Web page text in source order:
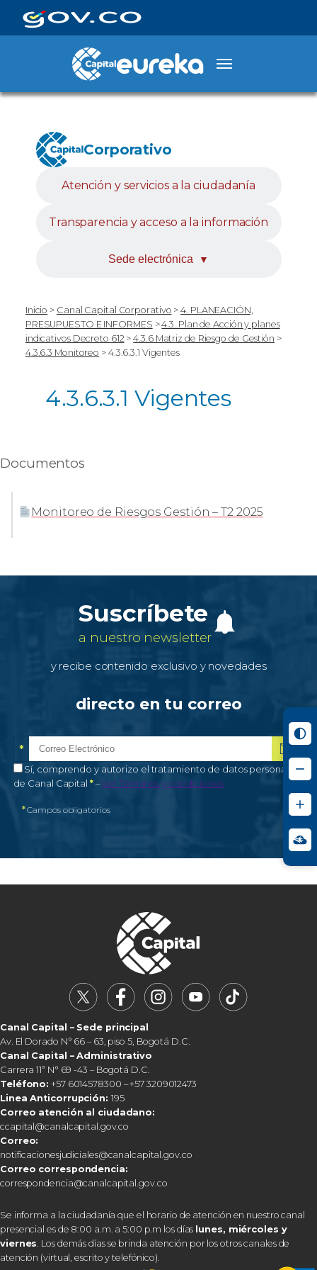
Corporativo
Atención y servicios a la ciudadanía
Transparencia y acceso a la información
Sede electrónica ▼
Inicio > Canal Capital Corporativo >4. PLANEACIÓN,
PRESUPUESTO E INFORMES >4.3. Plan de Acción y planes
indicativos Decreto 612 >4.3.6 Matriz de Riesgo de Gestión >
4.3.6.3 Monitoreo > 4.3.6.3.1 Vigentes
4.3.6.3.1 Vigentes
Documentos
Monitoreo de Riesgos Gestión – T2 2025
Suscríbete
a nuestro newsletter
y recibe contenido exclusivo y novedades
directo en tu correo
Correo electrónico*
*
Campo obligatorio
Autorización de tratamiento de datos personales
Sí, comprendo y autorizo el tratamiento de datos personales
de Canal Capital *–Campo obligatorio
Ver Términos y condiciones
*Campos obligatorios
Canal Capital – Sede principal
Av. El Dorado N° 66 – 63, piso 5, Bogotá D.C.
Canal Capital – Administrativo
Carrera 11ª N° 69 -43 – Bogotá D.C.
Teléfono: +57 6014578300 – +57 3209012473
Linea Anticorrupción: 195
Correo atención al ciudadano:
ccapital@canalcapital.gov.co
Correo:
notificacionesjudiciales@canalcapital.gov.co
Correo correspondencia:
correspondencia@canalcapital.gov.co
Se informa a la ciudadanía que el horario de atención en nuestro canal
presencial es de 8:00 a.m. a 5:00 p.m los días lunes, miércoles y
viernes. Los demás días se brinda atención por los otros canales de
atención (virtual, escrito y telefónico).